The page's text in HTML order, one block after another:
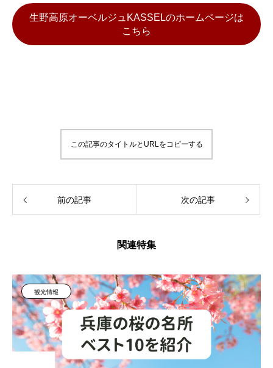
生野高原オーベルジュKASSELのホームページは
こちら
この記事のタイトルとURLをコピーする
前の記事 次の記事
関連特集
観光情報